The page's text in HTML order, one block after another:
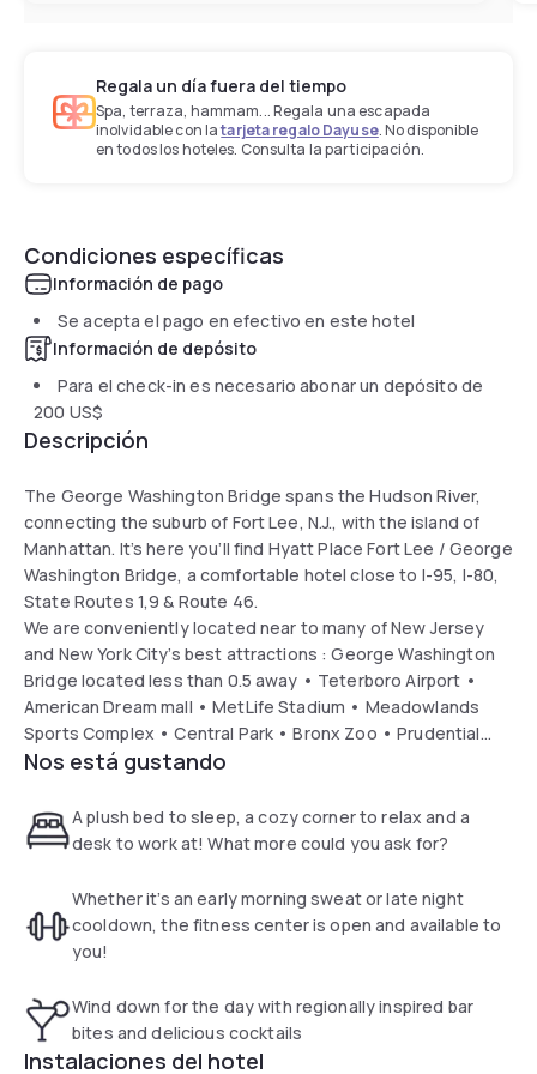
Regala un día fuera del tiempo
Spa, terraza, hammam... Regala una escapada
inolvidable con latarjeta regalo Dayuse. No disponible
en todos los hoteles. Consulta la participación.
Condiciones específicas
Información de pago
Se acepta el pago en efectivo en este hotel
Información de depósito
Para el check-in es necesario abonar un depósito de
200 US$
Descripción
The George Washington Bridge spans the Hudson River,
connecting the suburb of Fort Lee, N.J., with the island of
Manhattan. It’s here you’ll find Hyatt Place Fort Lee / George
Washington Bridge, a comfortable hotel close to I-95, I-80,
State Routes 1,9 & Route 46.
We are conveniently located near to many of New Jersey
and New York City’s best attractions : George Washington
Bridge located less than 0.5 away • Teterboro Airport •
American Dream mall • MetLife Stadium • Meadowlands
Sports Complex • Central Park • Bronx Zoo • Prudential
Center • Yankee Stadium • Liberty State Park • Radio City
University Medical Center. Closest airports: LaGuardia,
Newark Liberty International and John F. Kennedy Airport.
Nos está gustando
A plush bed to sleep, a cozy corner to relax and a
desk to work at! What more could you ask for?
Whether it’s an early morning sweat or late night
cooldown, the fitness center is open and available to
you!
Wind down for the day with regionally inspired bar
bites and delicious cocktails
Instalaciones del hotel